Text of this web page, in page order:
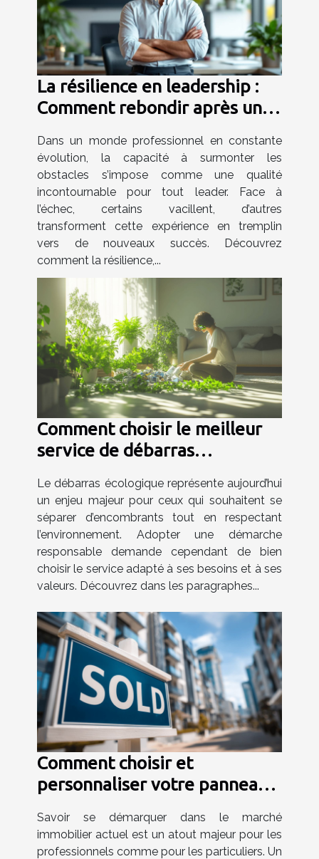
La résilience en leadership :
Comment rebondir après un
Dans un monde professionnel en constante
évolution, la capacité à surmonter les
obstacles s’impose comme une qualité
incontournable pour tout leader. Face à
l’échec, certains vacillent, d’autres
transforment cette expérience en tremplin
vers de nouveaux succès. Découvrez
comment la résilience,...
Comment choisir le meilleur
service de débarras
Le débarras écologique représente aujourd’hui
un enjeu majeur pour ceux qui souhaitent se
séparer d’encombrants tout en respectant
l’environnement. Adopter une démarche
responsable demande cependant de bien
choisir le service adapté à ses besoins et à ses
valeurs. Découvrez dans les paragraphes...
Comment choisir et
personnaliser votre panneau
Savoir se démarquer dans le marché
immobilier actuel est un atout majeur pour les
professionnels comme pour les particuliers. Un